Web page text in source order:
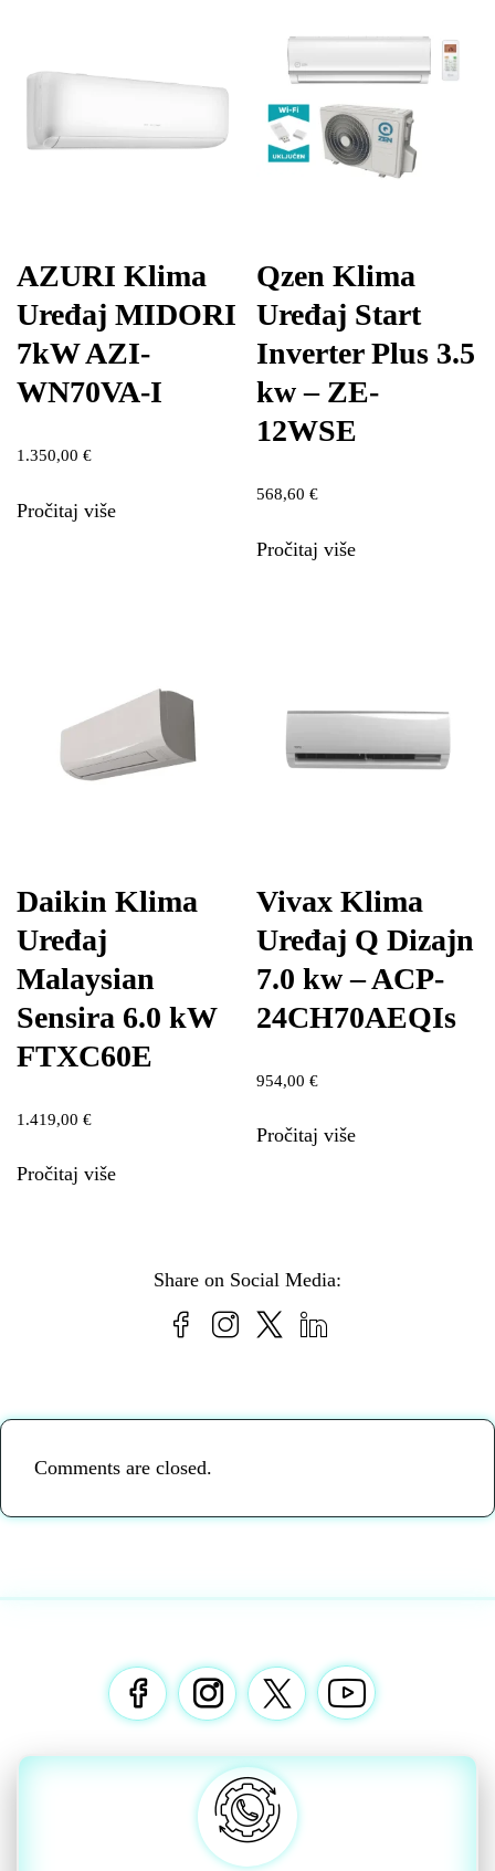
AZURI Klima
Uređaj MIDORI
7kW AZI-
WN70VA-I
1.350,00 €
Pročitaj više
Qzen Klima
Uređaj Start
Inverter Plus 3.5
kw – ZE-
12WSE
568,60€
Pročitaj više
Daikin Klima
Uređaj
Malaysian
Sensira 6.0 kW
FTXC60E
1.419,00 €
Pročitaj više
Vivax Klima
Uređaj Q Dizajn
7.0 kw – ACP-
24CH70AEQIs
954,00€
Pročitaj više
Share on Social Media:
Comments are closed.